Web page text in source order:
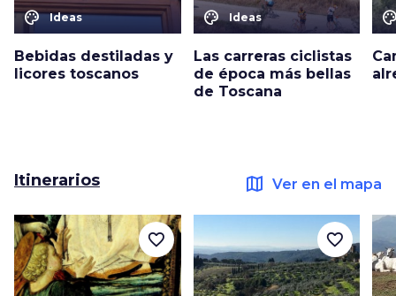
color_lens Ideas
Bebidas destiladas y
licores toscanos
color_lens Ideas
Las carreras ciclistas
de época más bellas
de Toscana
Itinerarios map Ver en el mapa
favorite_border favorite_border